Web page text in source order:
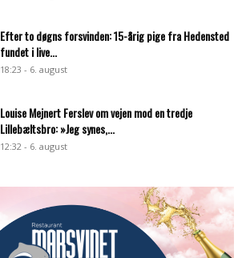
Efter to døgns forsvinden: 15-årig pige fra Hedensted
fundet i live...
18:23 - 6. august
Louise Mejnert Ferslev om vejen mod en tredje
Lillebæltsbro: »Jeg synes,...
12:32 - 6. august